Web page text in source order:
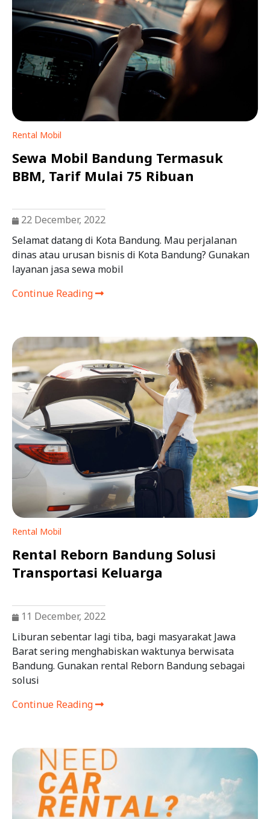
Rental Mobil
Sewa Mobil Bandung Termasuk
BBM, Tarif Mulai 75 Ribuan
22 December, 2022
Selamat datang di Kota Bandung. Mau perjalanan
dinas atau urusan bisnis di Kota Bandung? Gunakan
layanan jasa sewa mobil
Continue Reading
Rental Mobil
Rental Reborn Bandung Solusi
Transportasi Keluarga
11 December, 2022
Liburan sebentar lagi tiba, bagi masyarakat Jawa
Barat sering menghabiskan waktunya berwisata
Bandung. Gunakan rental Reborn Bandung sebagai
solusi
Continue Reading